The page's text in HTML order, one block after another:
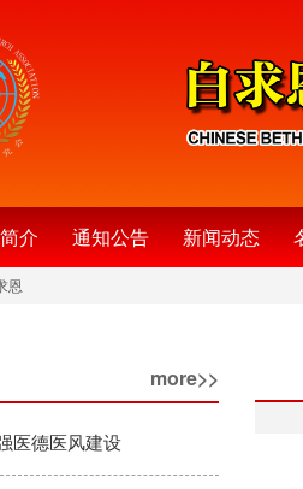
介 通知公告 新闻动态
恩
more>>
医德医风建设